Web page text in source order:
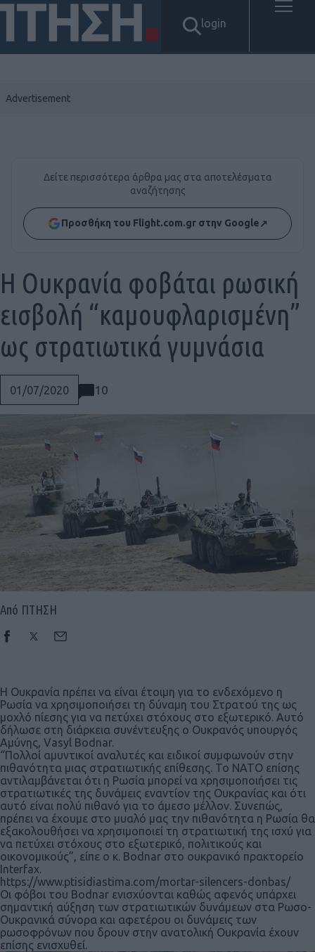
login
Δείτε περισσότερα άρθρα μας στα αποτελέσματα
αναζήτησης
Προσθήκη του Flight.com.gr στην Google↗
01/07/2020 10
H Ουκρανία φοβάται ρωσική
εισβολή “καμουφλαρισμένη”
ως στρατιωτικά γυμνάσια
Από ΠΤΗΣΗ
Η Ουκρανία πρέπει να είναι έτοιμη για το ενδεχόμενο η
Ρωσία να χρησιμοποιήσει τη δύναμη του Στρατού της ως
μοχλό πίεσης για να πετύχει στόχους στο εξωτερικό. Αυτό
δήλωσε στη διάρκεια συνέντευξης ο Ουκρανός υπουργός
Αμύνης, Vasyl Bodnar.
“Πολλοί αμυντικοί αναλυτές και ειδικοί συμφωνούν στην
πιθανότητα μιας στρατιωτικής επίθεσης. Το ΝΑΤΟ επίσης
αντιλαμβάνεται ότι η Ρωσία μπορεί να χρησιμοποιήσει τις
στρατιωτικές της δυνάμεις εναντίον της Ουκρανίας και ότι
αυτό είναι πολύ πιθανό για το άμεσο μέλλον. Συνεπώς,
πρέπει να έχουμε στο μυαλό μας την πιθανότητα η Ρωσία θα
εξακολουθήσει να χρησιμοποιεί τη στρατιωτική της ισχύ για
να πετύχει στόχους στο εξωτερικό, πολιτικούς και
οικονομικούς”, είπε ο κ. Bodnar στο ουκρανικό πρακτορείο
Interfax.
https://www.ptisidiastima.com/mortar-silencers-donbas/
Οι φόβοι του Bodnar ενισχύονται καθώς αφενός υπάρχει
σημαντική αύξηση των στρατιωτικών δυνάμεων στα Ρωσο-
Ουκρανικά σύνορα και αφετέρου οι δυνάμεις των
ρωσοφρόνων που δρουν στην ανατολική Ουκρανία έχουν
επίσης ενισχυθεί.